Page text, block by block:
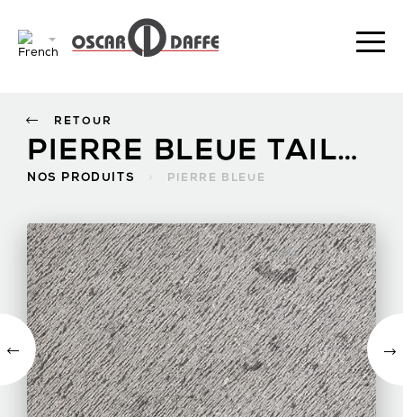
PIERRE BLEUE TAILLE ANCIENNE
NOS PRODUITS PIERRE BLEUE
RETOUR